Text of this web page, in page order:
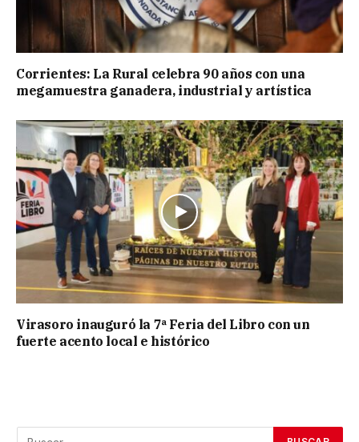
Corrientes: La Rural celebra 90 años con una
megamuestra ganadera, industrial y artística
Virasoro inauguró la 7ª Feria del Libro con un
fuerte acento local e histórico